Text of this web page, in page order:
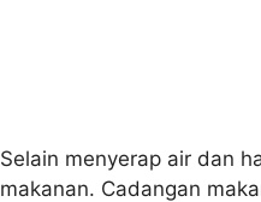
Selain menyerap air dan
makanan. Cadangan